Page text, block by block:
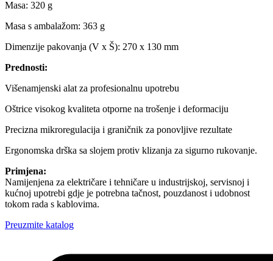
Masa: 320 g
Masa s ambalažom: 363 g
Dimenzije pakovanja (V x Š): 270 x 130 mm
Prednosti:
Višenamjenski alat za profesionalnu upotrebu
Oštrice visokog kvaliteta otporne na trošenje i deformaciju
Precizna mikroregulacija i graničnik za ponovljive rezultate
Ergonomska drška sa slojem protiv klizanja za sigurno rukovanje.
Primjena:
Namijenjena za električare i tehničare u industrijskoj, servisnoj i
kućnoj upotrebi gdje je potrebna tačnost, pouzdanost i udobnost
tokom rada s kablovima.
Preuzmite katalog